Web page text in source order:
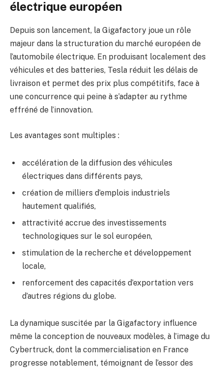
électrique européen
Depuis son lancement, la Gigafactory joue un rôle
majeur dans la structuration du marché européen de
l’automobile électrique. En produisant localement des
véhicules et des batteries, Tesla réduit les délais de
livraison et permet des prix plus compétitifs, face à
une concurrence qui peine à s’adapter au rythme
effréné de l’innovation.
Les avantages sont multiples :
accélération de la diffusion des véhicules
électriques dans différents pays,
création de milliers d’emplois industriels
hautement qualifiés,
attractivité accrue des investissements
technologiques sur le sol européen,
stimulation de la recherche et développement
locale,
renforcement des capacités d’exportation vers
d’autres régions du globe.
La dynamique suscitée par la Gigafactory influence
même la conception de nouveaux modèles, à l’image du
Cybertruck, dont la commercialisation en France
progresse notablement, témoignant de l’essor des